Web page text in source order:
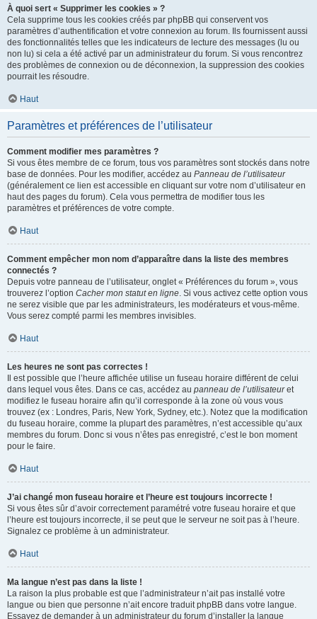
À quoi sert « Supprimer les cookies » ?
Cela supprime tous les cookies créés par phpBB qui conservent vos
paramètres d’authentification et votre connexion au forum. Ils fournissent aussi
des fonctionnalités telles que les indicateurs de lecture des messages (lu ou
non lu) si cela a été activé par un administrateur du forum. Si vous rencontrez
des problèmes de connexion ou de déconnexion, la suppression des cookies
pourrait les résoudre.
Haut
Paramètres et préférences de l’utilisateur
Comment modifier mes paramètres ?
Si vous êtes membre de ce forum, tous vos paramètres sont stockés dans notre
base de données. Pour les modifier, accédez au Panneau de l’utilisateur
(généralement ce lien est accessible en cliquant sur votre nom d’utilisateur en
haut des pages du forum). Cela vous permettra de modifier tous les
paramètres et préférences de votre compte.
Haut
Comment empêcher mon nom d’apparaître dans la liste des membres
connectés ?
Depuis votre panneau de l’utilisateur, onglet « Préférences du forum », vous
trouverez l’option Cacher mon statut en ligne. Si vous activez cette option vous
ne serez visible que par les administrateurs, les modérateurs et vous-même.
Vous serez compté parmi les membres invisibles.
Haut
Les heures ne sont pas correctes !
Il est possible que l’heure affichée utilise un fuseau horaire différent de celui
dans lequel vous êtes. Dans ce cas, accédez au panneau de l’utilisateuret
modifiez le fuseau horaire afin qu’il corresponde à la zone où vous vous
trouvez (ex : Londres, Paris, New York, Sydney, etc.). Notez que la modification
du fuseau horaire, comme la plupart des paramètres, n’est accessible qu’aux
membres du forum. Donc si vous n’êtes pas enregistré, c’est le bon moment
pour le faire.
Haut
J’ai changé mon fuseau horaire et l’heure est toujours incorrecte !
Si vous êtes sûr d’avoir correctement paramétré votre fuseau horaire et que
l’heure est toujours incorrecte, il se peut que le serveur ne soit pas à l’heure.
Signalez ce problème à un administrateur.
Haut
Ma langue n’est pas dans la liste !
La raison la plus probable est que l’administrateur n’ait pas installé votre
langue ou bien que personne n’ait encore traduit phpBB dans votre langue.
Essayez de demander à un administrateur du forum d’installer la langue